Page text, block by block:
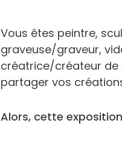
Vous êtes peintre,
graveuse/graveur,
créatrice/créateur de
partager vos
Alors, cette